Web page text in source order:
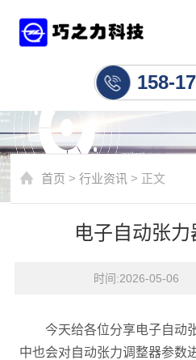
158-
首页 >行业资讯 > 正文
电子自动张
时间:2026-05-
今天给各位分享电子自动
中也会对自动张力调整器参数